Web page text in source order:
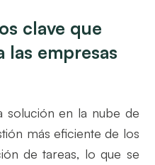
clave que
las empresas
solución en la nube de
más eficiente de los
de tareas, lo que se